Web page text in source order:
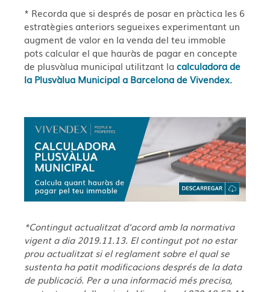
* Recorda que si després de posar en pràctica les 6
estratègies anteriors segueixes experimentant un
augment de valor en la venda del teu immoble
pots calcular el que hauràs de pagar en concepte
de plusvàlua municipal utilitzant la calculadora de
la Plusvàlua Municipal a Barcelona de Vivendex.
*Contingut actualitzat d'acord amb la normativa
vigent a dia 2019.11.13. El contingut pot no estar
prou actualitzat si el reglament sobre el qual se
sustenta ha patit modificacions després de la data
de publicació. Per a una informació més precisa,